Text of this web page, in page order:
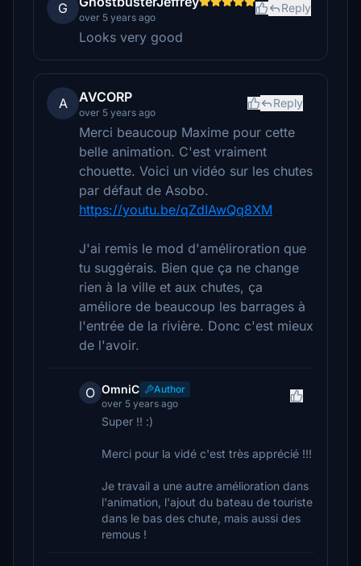
G
over 5 years ago
Reply
Looks very good
A AVCORP
over 5 years ago
Reply
Merci beaucoup Maxime pour cette
belle animation. C'est vraiment
chouette. Voici un vidéo sur les chutes
par défaut de Asobo.
https://youtu.be/qZdIAwQq8XM
J'ai remis le mod d'améliroration que
tu suggérais. Bien que ça ne change
rien à la ville et aux chutes, ça
améliore de beaucoup les barrages à
l'entrée de la rivière. Donc c'est mieux
de l'avoir.
O OmniC
Author
over 5 years ago
Super !! :)
Merci pour la vidé c'est très apprécié !!!
Je travail a une autre amélioration dans
l'animation, l'ajout du bateau de touriste
dans le bas des chute, mais aussi des
remous !